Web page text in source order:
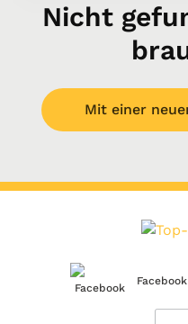
Nicht
Mit einer
Facebook